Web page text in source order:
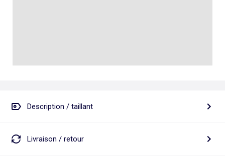
Description / taillant
Livraison / retour